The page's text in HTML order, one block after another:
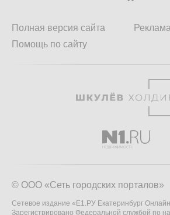
Полная версия сайта
Помощь по сайту
© ООО «Сеть городских порталов»
Сетевое издание «Е1.РУ Екатеринбург
Зарегистрировано Федеральной службой по